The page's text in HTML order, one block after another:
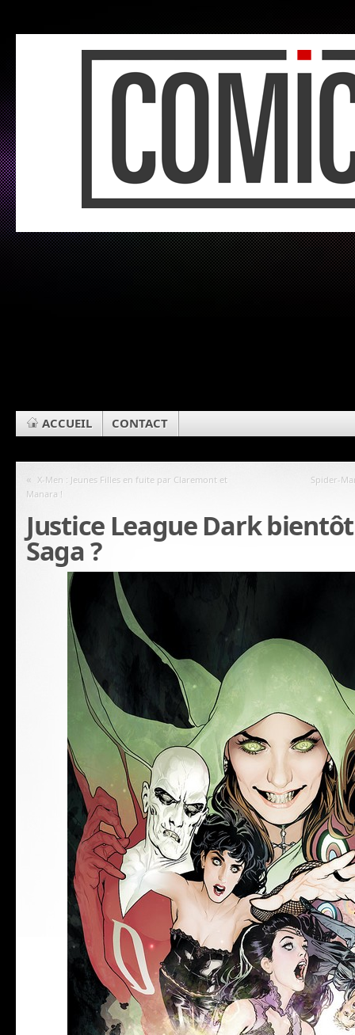
ACCUEIL CONTACT
« X-Men : Jeunes Filles en fuite par Claremont et
Manara !
Spider-
Justice League Dark
Saga ?